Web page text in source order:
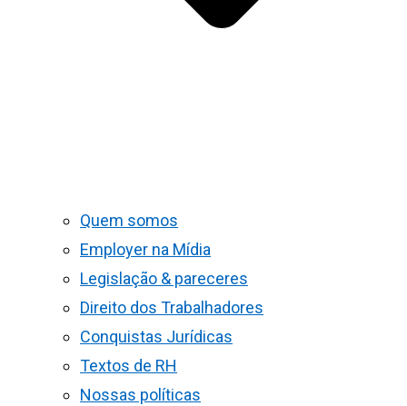
Quem somos
Employer na Mídia
Legislação & pareceres
Direito dos Trabalhadores
Conquistas Jurídicas
Textos de RH
Nossas políticas